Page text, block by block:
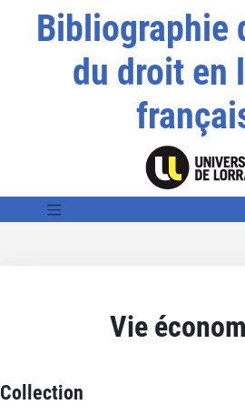
Bibliographie
du droit en
Vie
Collection